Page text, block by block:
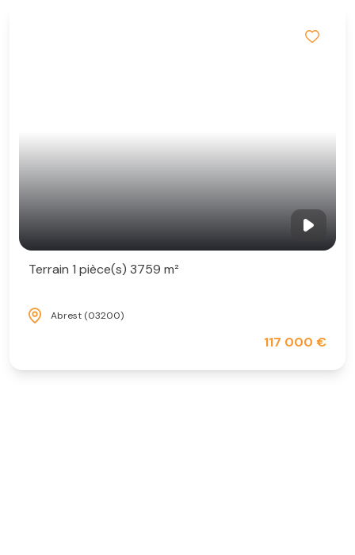
Terrain 1 pièce(s) 3759 m²
Abrest (03200)
117 000 €